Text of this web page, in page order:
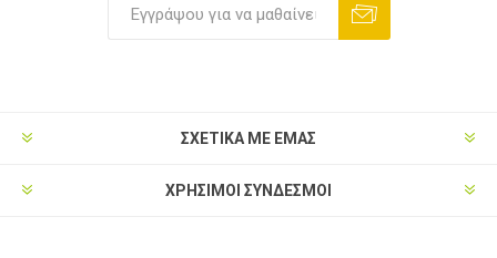
ΣΧΕΤΙΚΑ ΜΕ ΕΜΑΣ
ΧΡΗΣΙΜΟΙ ΣΥΝΔΕΣΜΟΙ